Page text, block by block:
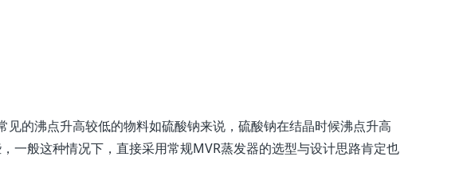
的沸点升高较低的物料如硫酸钠来说，硫酸钠在结晶时候沸点升高
一般这种情况下，直接采用常规MVR蒸发器的选型与设计思路肯定也